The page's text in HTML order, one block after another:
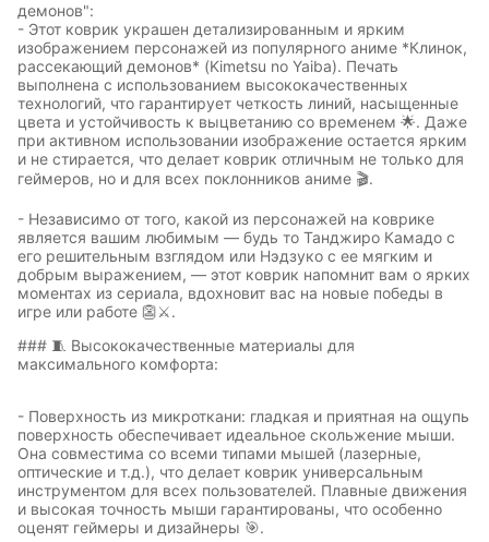
демонов":
- Этот коврик украшен детализированным и ярким
изображением персонажей из популярного аниме *Клинок,
рассекающий демонов* (Kimetsu no Yaiba). Печать
выполнена с использованием высококачественных
технологий, что гарантирует четкость линий, насыщенные
цвета и устойчивость к выцветанию со временем 🌟. Даже
при активном использовании изображение остается ярким
и не стирается, что делает коврик отличным не только для
геймеров, но и для всех поклонников аниме 🎬.
- Независимо от того, какой из персонажей на коврике
является вашим любимым — будь то Танджиро Камадо с
его решительным взглядом или Нэдзуко с ее мягким и
добрым выражением, — этот коврик напомнит вам о ярких
моментах из сериала, вдохновит вас на новые победы в
игре или работе 👺⚔️.
### 🧵 Высококачественные материалы для
максимального комфорта:
- Поверхность из микроткани: гладкая и приятная на ощупь
поверхность обеспечивает идеальное скольжение мыши.
Она совместима со всеми типами мышей (лазерные,
оптические и т.д.), что делает коврик универсальным
инструментом для всех пользователей. Плавные движения
и высокая точность мыши гарантированы, что особенно
оценят геймеры и дизайнеры 🎯.